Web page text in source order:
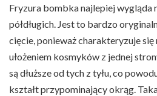
Fryzura bombka najlepiej wygląda
półdługich. Jest to bardzo
cięcie, ponieważ charakteryzuje
ułożeniem kosmyków z jednej
są dłuższe od tych z tyłu, co
kształt przypominający okrąg.